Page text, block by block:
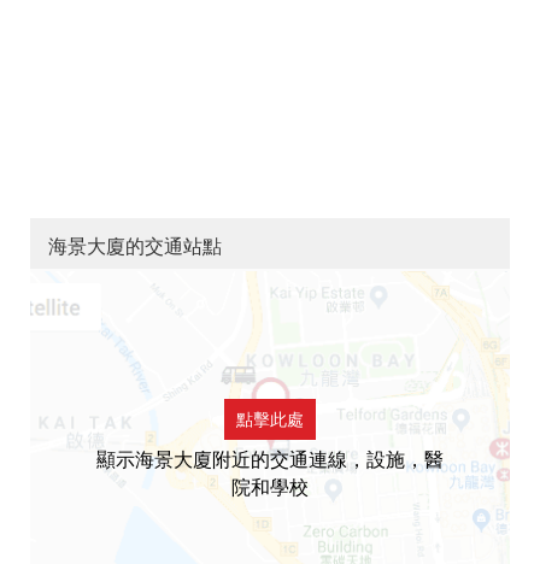
海景大廈的交通站點
點擊此處
顯示海景大廈附近的交通連線，設施，醫
院和學校